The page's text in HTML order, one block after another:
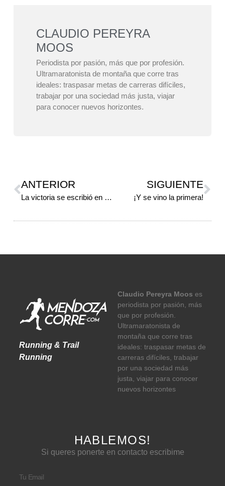
CLAUDIO PEREYRA
MOOS
Periodista por pasión, más que por profesión.
Ultramaratonista de montaña que corre tras
ideales: traspasar metas de carreras difíciles,
trabajar por una sociedad más justa, viajar
para conocer nuevos horizontes.
ANTERIOR
La victoria se escribió en “Castellano”
SIGUIENTE
¡Y se vino la primera!
Running & Trail
Running
Claudio Pereyra Moos es
periodista por pasión, más
que por profesión.
Ultramaratonista de
montaña que corre tras
ideales: traspasar metas de
carreras difíciles, trabajar
por una sociedad más
justa, viajar para conocer
nuevos horizontes
HABLEMOS!
Si queres ponerte en contacto escribime